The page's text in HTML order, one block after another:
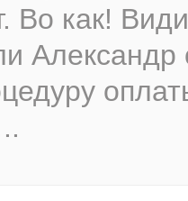
Во как!
Александр